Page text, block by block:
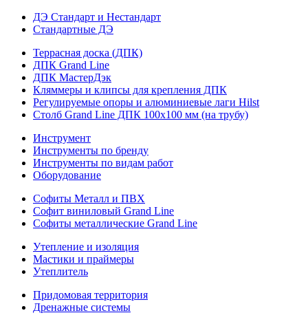
ДЭ Стандарт и Нестандарт
Стандартные ДЭ
Террасная доска (ДПК)
ДПК Grand Line
ДПК МастерДэк
Кляммеры и клипсы для крепления ДПК
Регулируемые опоры и алюминиевые лаги Hilst
Столб Grand Line ДПК 100х100 мм (на трубу)
Инструмент
Инструменты по бренду
Инструменты по видам работ
Оборудование
Софиты Металл и ПВХ
Софит виниловый Grand Line
Софиты металлические Grand Line
Утепление и изоляция
Мастики и праймеры
Утеплитель
Придомовая территория
Дренажные системы